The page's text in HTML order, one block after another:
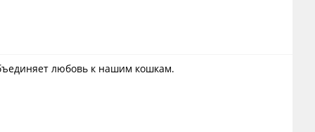
любовь к нашим кошкам.